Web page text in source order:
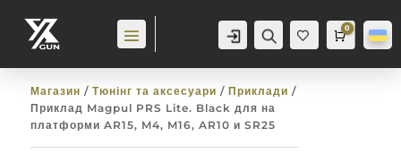
Аккаунт Пошук
Баж
анн
Cart
0
0,0грн
Магазин / Тюнінг та аксесуари / Приклади /
Приклад Magpul PRS Lite. Black для на
платформи AR15, M4, M16, AR10 и SR25